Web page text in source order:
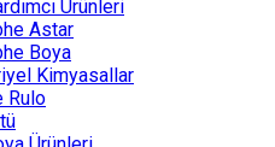
Ürünleri
Astar
Boya
Kimyasallar
Rulo